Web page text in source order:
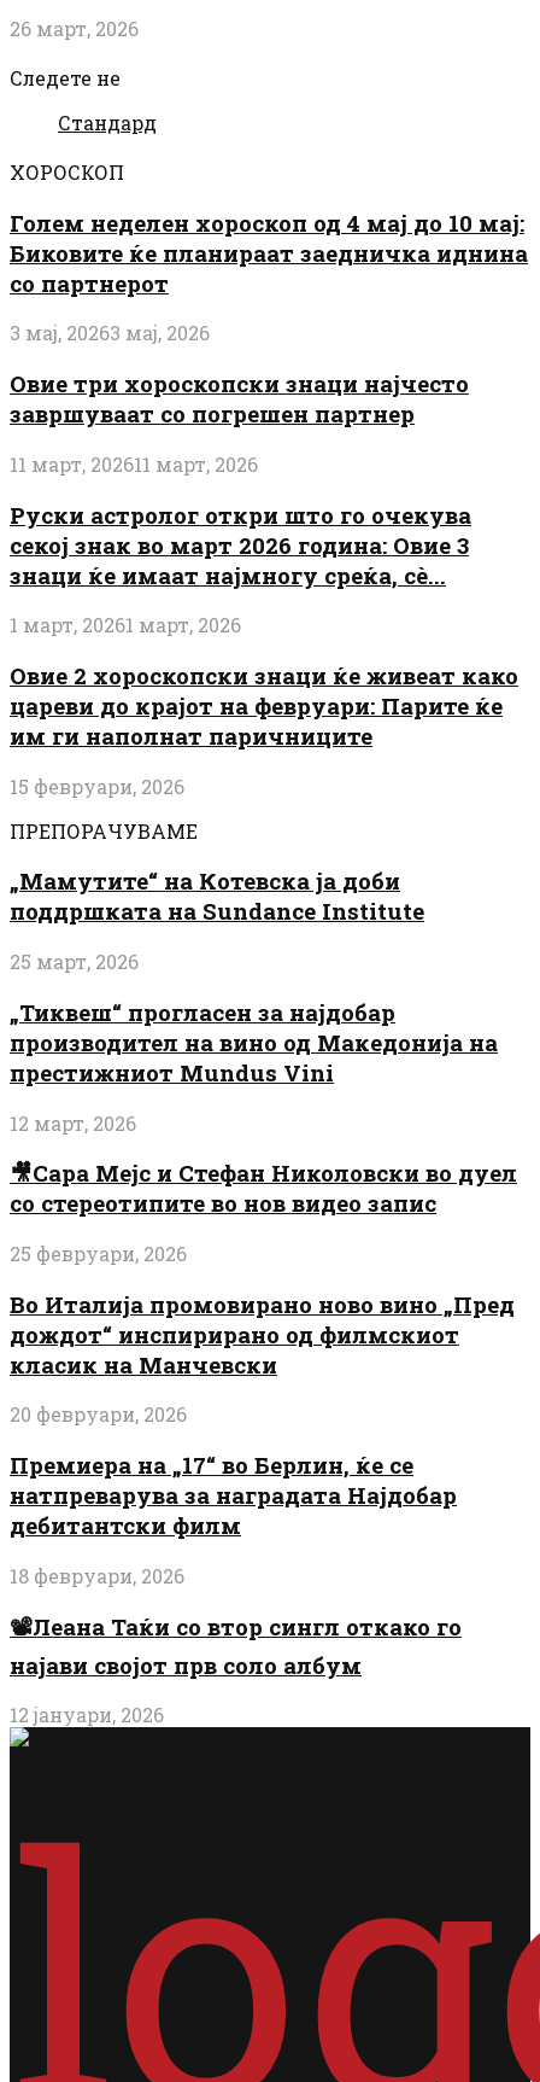
26 март, 2026
Следете не
Стандард
ХОРОСКОП
Голем неделен хороскоп од 4 мај до 10 мај:
Биковите ќе планираат заедничка иднина
со партнерот
3 мај, 20263 мај, 2026
Овие три хороскопски знаци најчесто
завршуваат со погрешен партнер
11 март, 202611 март, 2026
Руски астролог откри што го очекува
секој знак во март 2026 година: Овие 3
знаци ќе имаат најмногу среќа, сè...
1 март, 20261 март, 2026
Овие 2 хороскопски знаци ќе живеат како
цареви до крајот на февруари: Парите ќе
им ги наполнат паричниците
15 февруари, 2026
ПРЕПОРАЧУВАМЕ
„Мамутите“ на Котевска ја доби
поддршката на Sundance Institute
25 март, 2026
„Тиквеш“ прогласен за најдобар
производител на вино од Македонија на
престижниот Mundus Vini
12 март, 2026
🎥Сара Мејс и Стефан Николовски во дуел
со стереотипите во нов видео запис
25 февруари, 2026
Во Италија промовирано ново вино „Пред
дождот“ инспирирано од филмскиот
класик на Манчевски
20 февруари, 2026
Премиера на „17“ во Берлин, ќе се
натпреварува за наградата Најдобар
дебитантски филм
18 февруари, 2026
📽️Леана Таќи со втор сингл откако го
најави својот прв соло албум
12 јануари, 2026